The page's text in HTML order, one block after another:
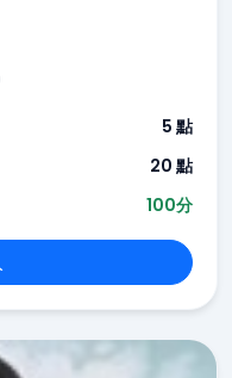
5 點
20 點
100分